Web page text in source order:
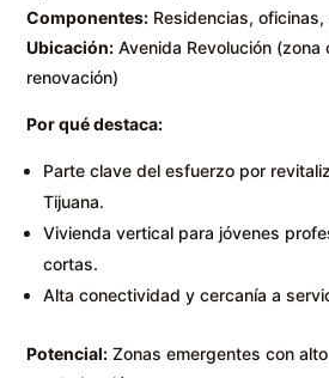
Componentes: Residencias,
Ubicación: Avenida Revolución
renovación)
Por qué destaca:
Parte clave del esfuerzo por
Tijuana.
Vivienda vertical para jóvenes
cortas.
Alta conectividad y cercanía a
Potencial: Zonas emergentes con